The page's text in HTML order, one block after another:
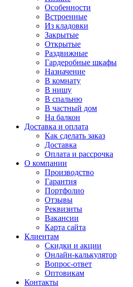
Особенности
Встроенные
Из кладовки
Закрытые
Открытые
Раздвижные
Гардеробные шкафы
Назначение
В комнату
В нишу
В спальню
В частный дом
На балкон
Доставка и оплата
Как сделать заказ
Доставка
Оплата и рассрочка
О компании
Производство
Гарантия
Портфолио
Отзывы
Реквизиты
Вакансии
Карта сайта
Клиентам
Скидки и акции
Онлайн-калькулятор
Вопрос-ответ
Оптовикам
Контакты